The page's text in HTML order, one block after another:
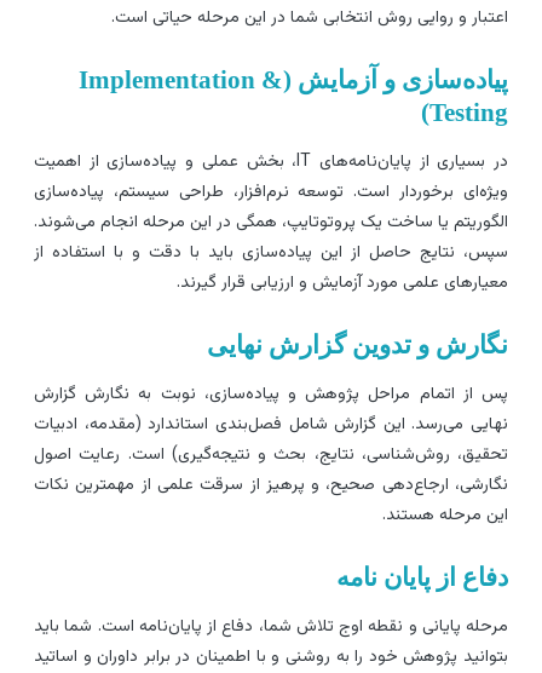
و روایی روش انتخابی شما در این مرحله حیاتی است.
پیاده‌سازی و آزمایش (Implementation &
در بسیاری از پایان‌نامه‌های IT، بخش عملی و پیاده‌سازی از اهمیت
برخوردار است. توسعه نرم‌افزار، طراحی سیستم، پیاده‌سازی
یا ساخت یک پروتوتایپ، همگی در این مرحله انجام می‌شوند.
نتایج حاصل از این پیاده‌سازی باید با دقت و با استفاده از
علمی مورد آزمایش و ارزیابی قرار گیرند.
و تدوین گزارش نهایی
از اتمام مراحل پژوهش و پیاده‌سازی، نوبت به نگارش گزارش
می‌رسد. این گزارش شامل فصل‌بندی استاندارد (مقدمه، ادبیات
روش‌شناسی، نتایج، بحث و نتیجه‌گیری) است. رعایت اصول
ارجاع‌دهی صحیح، و پرهیز از سرقت علمی از مهمترین نکات
مرحله هستند.
از پایان نامه
پایانی و نقطه اوج تلاش شما، دفاع از پایان‌نامه است. شما باید
پژوهش خود را به روشنی و با اطمینان در برابر داوران و اساتید